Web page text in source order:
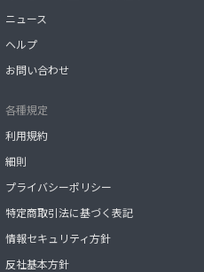
ニュース
ヘルプ
お問い合わせ
各種規定
利用規約
細則
プライバシーポリシー
特定商取引法に基づく表記
情報セキュリティ方針
反社基本方針